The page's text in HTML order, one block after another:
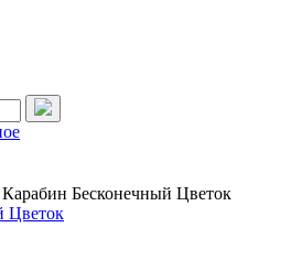
Карабин Бесконечный Цветок